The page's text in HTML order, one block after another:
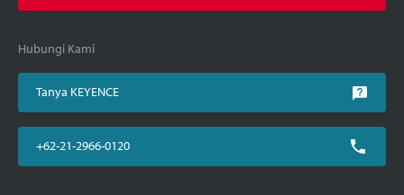
Hubungi Kami
Tanya KEYENCE
+62-21-2966-0120